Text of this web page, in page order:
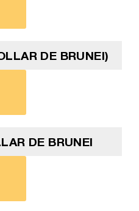
DE BRUNEI)
DE BRUNEI